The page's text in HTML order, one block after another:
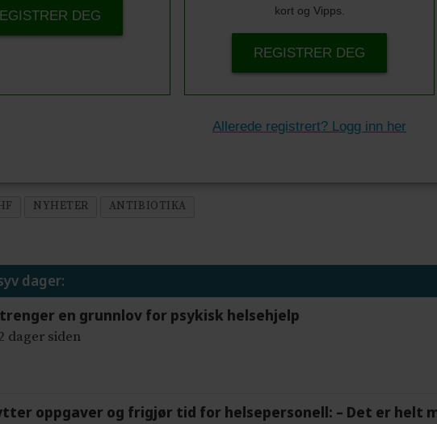
DEG
kort og Vipps.
REGISTRER DEG
Allerede registrert? Logg inn her
NYHETER ANTIBIOTIKA
dager:
en grunnlov for psykisk helsehjelp
dager siden
oppgaver og frigjør tid for helsepersonell: – Det er helt